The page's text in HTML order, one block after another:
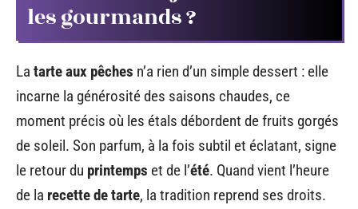
les gourmands ?
La tarte aux pêches n’a rien d’un simple dessert : elle
incarne la générosité des saisons chaudes, ce
moment précis où les étals débordent de fruits gorgés
de soleil. Son parfum, à la fois subtil et éclatant, signe
le retour du printemps et de l’été. Quand vient l’heure
de la recette de tarte, la tradition reprend ses droits.